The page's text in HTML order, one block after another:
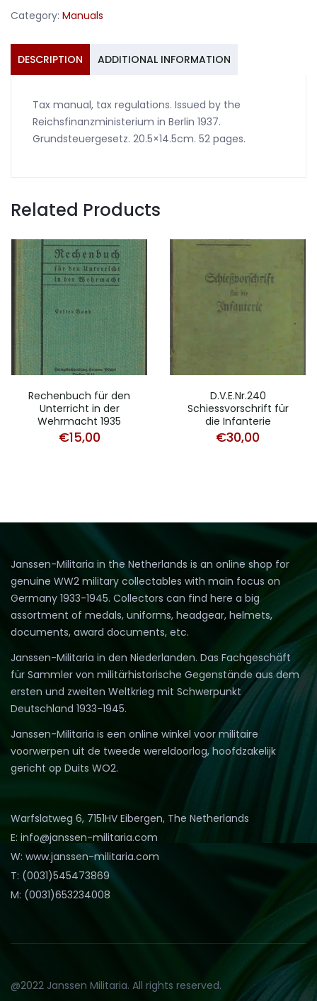
1937
Category: Manuals
DESCRIPTION ADDITIONAL INFORMATION
Tax manual, tax regulations. Issued by the
Reichsfinanzministerium in Berlin 1937.
Grundsteuergesetz. 20.5×14.5cm. 52 pages.
Related Products
Rechenbuch für den
Unterricht in der
Wehrmacht 1935
€15,00
D.V.E.Nr.240
Schiessvorschrift für
die Infanterie
€30,00
Janssen-Militaria in the Netherlands is an online shop for
genuine WW2 military collectables with main focus on
Germany 1933-1945. Collectors can find here a big
assortment of medals, uniforms, headgear, helmets,
documents, award documents, etc.
Janssen-Militaria in den Niederlanden. Das Fachgeschäft
für Sammler von militärhistorische Gegenstände aus dem
ersten und zweiten Weltkrieg mit Schwerpunkt
Deutschland 1933-1945.
Janssen-Militaria is een online winkel voor militaire
voorwerpen uit de tweede wereldoorlog, hoofdzakelijk
gericht op Duits WO2.
Warfslatweg 6, 7151HV Eibergen, The Netherlands
E: info@janssen-militaria.com
W: www.janssen-militaria.com
T: (0031)545473869
M: (0031)653234008
@2022 Janssen Militaria. All rights reserved.